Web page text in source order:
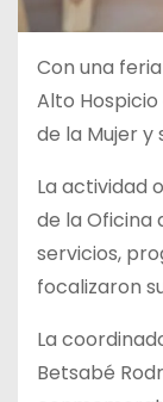
Con una
Alto
de la Mujer y
La actividad
de la Oficina
servicios,
focalizaron
La
Betsabé